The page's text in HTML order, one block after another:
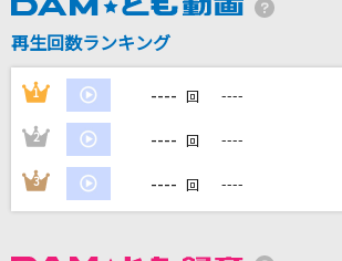
テレパシー
M!LK
DAMの新曲・ランキングなど
再生回数ランキング
1 ---- 回 ----
2 ---- 回 ----
3 ---- 回 ----